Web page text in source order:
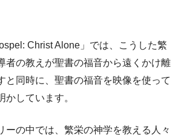
Christ Alone」では、こうした繁
者の教えが聖書の福音から遠くかけ離
と同時に、聖書の福音を映像を使って
かしています。
ーの中では、繁栄の神学を教える人々